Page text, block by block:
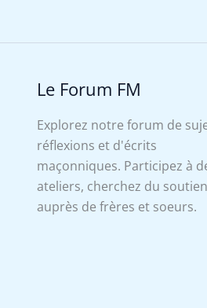
Le Forum FM
Explorez notre forum de
réflexions et d'écrits
maçonniques. Participez à
ateliers, cherchez du soutien
auprès de frères et soeurs.